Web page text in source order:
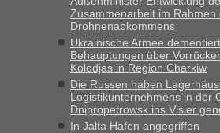
Berichte und Reisetipps • Re:
Grenzübergang zwischen Polen und
schnellsten?
„Wir sind mit unserem Wohnmobil,
15.6. in Krakovets rüber. Sehr zeitig
Früh. Mit sehr sehr wenig Verkehr,
8 PKW vor der Schranke....“
Zusammenarbeit im Rahmen
Drohnenabkommens
Ukrainische Armee
Behauptungen über
Kolodjas in Region Charkiw
Die Russen haben
Logistikunternehmens in der
Dnipropetrowsk ins Visier
In Jalta Hafen angegriffen